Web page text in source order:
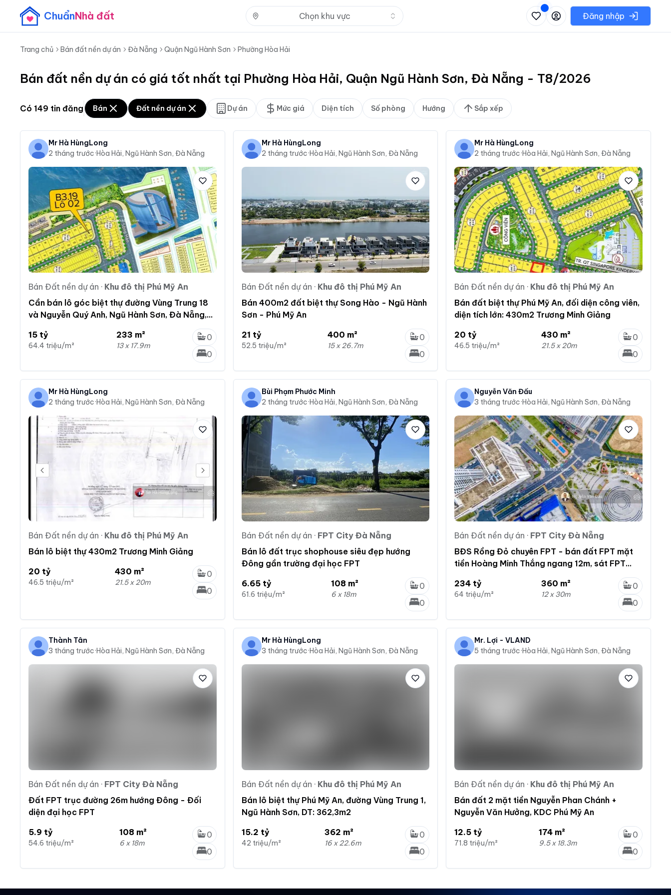
ChuẩnNhà đất Chọn khu vực Nhấn để mở danh sách các khu vực có thể chọnĐăng nhập
Trang chủ Bán đất nền dự án Đà Nẵng Quận Ngũ Hành Sơn Phường Hòa Hải
Bán đất nền dự án có giá tốt nhất tại Phường Hòa Hải, Quận Ngũ Hành Sơn, Đà Nẵng - T8/2026
Có 149 tin đăng Bán Đất nền dự án Dự án Mức giá Diện tích Số phòng Hướng Sắp xếp
Mr Hà HùngLong
2 tháng trước·Hòa Hải, Ngũ Hành Sơn, Đà Nẵng
Bán Đất nền dự án · Khu đô thị Phú Mỹ An
Cần bán lô góc biệt thự đường Vùng Trung 18
và Nguyễn Quý Anh, Ngũ Hành Sơn, Đà Nẵng,
15 tỷ
64.4 triệu/m²
233 m²
13 x 17.9m
0
0
Mr Hà HùngLong
2 tháng trước·Hòa Hải, Ngũ Hành Sơn, Đà Nẵng
Bán Đất nền dự án · Khu đô thị Phú Mỹ An
Bán 400m2 đất biệt thự Song Hào - Ngũ Hành
Sơn - Phú Mỹ An
21 tỷ
52.5 triệu/m²
400 m²
15 x 26.7m
0
0
Mr Hà HùngLong
2 tháng trước·Hòa Hải, Ngũ Hành Sơn, Đà Nẵng
Bán Đất nền dự án · Khu đô thị Phú Mỹ An
Bán đất biệt thự Phú Mỹ An, đối diện công viên,
diện tích lớn: 430m2 Trương Minh Giảng
20 tỷ
46.5 triệu/m²
430 m²
21.5 x 20m
0
0
Mr Hà HùngLong
2 tháng trước·Hòa Hải, Ngũ Hành Sơn, Đà Nẵng
Bán Đất nền dự án · Khu đô thị Phú Mỹ An
Bán lô biệt thự 430m2 Trương Minh Giảng
20 tỷ
46.5 triệu/m²
430 m²
21.5 x 20m
0
0
Bùi Phạm Phước Minh
2 tháng trước·Hòa Hải, Ngũ Hành Sơn, Đà Nẵng
Bán Đất nền dự án · FPT City Đà Nẵng
Bán lô đất trục shophouse siêu đẹp hướng
Đông gần trường đại học FPT
6.65 tỷ
61.6 triệu/m²
108 m²
6 x 18m
0
0
Nguyễn Văn Đấu
3 tháng trước·Hòa Hải, Ngũ Hành Sơn, Đà Nẵng
Bán Đất nền dự án · FPT City Đà Nẵng
BĐS Rồng Đỏ chuyên FPT - bán đất FPT mặt
tiền Hoàng Minh Thắng ngang 12m, sát FPT
234 tỷ
64 triệu/m²
360 m²
12 x 30m
0
0
Thành Tân
3 tháng trước·Hòa Hải, Ngũ Hành Sơn, Đà Nẵng
Bán Đất nền dự án · FPT City Đà Nẵng
Đất FPT trục đường 26m hướng Đông - Đối
diện đại học FPT
5.9 tỷ
54.6 triệu/m²
108 m²
6 x 18m
0
0
Mr Hà HùngLong
3 tháng trước·Hòa Hải, Ngũ Hành Sơn, Đà Nẵng
Bán Đất nền dự án · Khu đô thị Phú Mỹ An
Bán lô biệt thự Phú Mỹ An, đường Vùng Trung 1,
Ngũ Hành Sơn, DT: 362,3m2
15.2 tỷ
42 triệu/m²
362 m²
16 x 22.6m
0
0
Mr. Lợi - VLAND
5 tháng trước·Hòa Hải, Ngũ Hành Sơn, Đà Nẵng
Bán Đất nền dự án · Khu đô thị Phú Mỹ An
Bán đất 2 mặt tiền Nguyễn Phan Chánh +
Nguyễn Văn Hưởng, KDC Phú Mỹ An
12.5 tỷ
71.8 triệu/m²
174 m²
9.5 x 18.3m
0
0